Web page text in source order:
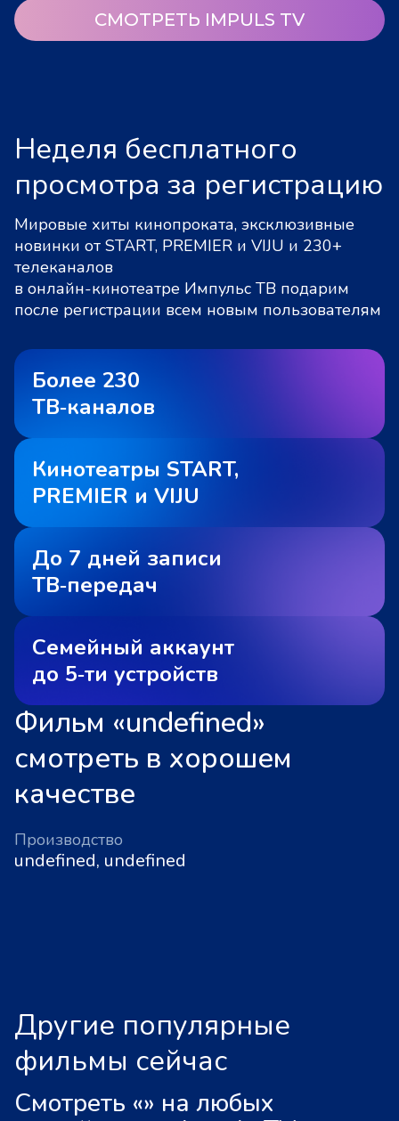
СМОТРЕТЬ IMPULS TV
Неделя бесплатного
просмотра за регистрацию
Мировые хиты кинопроката, эксклюзивные
новинки от START, PREMIER и VIJU и 230+
телеканалов
в онлайн-кинотеатре Импульс ТВ подарим
после регистрации всем новым пользователям
Более 230
ТВ‑каналов
Кинотеатры START,
PREMIER и VIJU
До 7 дней записи
ТВ‑передач
Семейный аккаунт
до 5‑ти устройств
Фильм «undefined»
смотреть в хорошем
качестве
Производство
undefined, undefined
Другие популярные
фильмы сейчас
Смотреть «» на любых